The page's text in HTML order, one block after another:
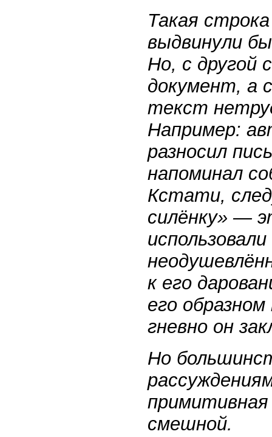
Такая
выдвинули
Но, с другой
документ, а
текст
Например:
разносил
напоминал
Кстати,
силёнку» —
к его
его
гневно он
Но
примитивная
смешной.